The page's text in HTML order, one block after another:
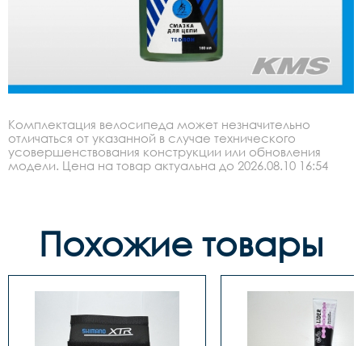
Комплектация велосипеда может незначительно
отличаться от указанной в случае технического
усовершенствования конструкции или обновления
модели. Цена на товар актуальна до 2026.08.10 16:54
Похожие товары